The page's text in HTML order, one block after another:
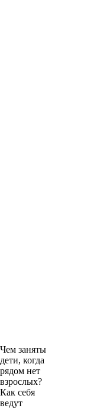
Чем заняты
дети, когда
рядом нет
взрослых?
Как себя
ведут